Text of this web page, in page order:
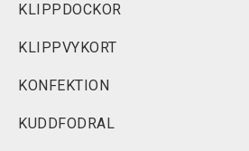
KLIPPDOCKOR
KLIPPVYKORT
KONFEKTION
KUDDFODRAL